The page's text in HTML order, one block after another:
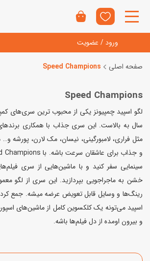
ورود / عضویت
صفحه اصلی Speed Champions
Speed Champions
سال به بالاست. این سری جذاب با همکاری
مثل فراری، لامبورگینی، نیسان، مک لارن، پورشه
سینمایی سفر کنید و با ماشین‌هایی از سری
خشن به ماجراجویی بپردازید. این سری از لگو
رینگ‌ها و وسایل قابل تعویض عرضه میشه. جمع
اسپید می‌تونه یک کلکسوین کامل از ماشین‌های
و بیرون اومده از دل فیلم‌ها باشه.